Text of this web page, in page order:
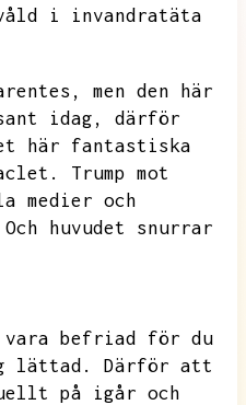
i invandratäta
men den här
idag,
därför
här fantastiska
Trump mot
medier och
Och huvudet snurrar
befriad för du
lättad.
Därför att
på igår och